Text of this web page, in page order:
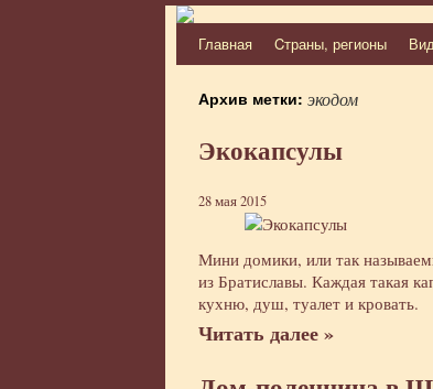
Перейти
Главная Cтраны, регионы
Архив метки: экодом
Экокапсулы
28 мая 2015
Мини домики, или так
из Братиславы. Каждая такая
кухню, душ, туалет и кровать.
Читать далее »